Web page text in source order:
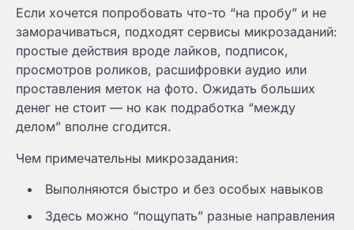
Если хочется попробовать что-то “на пробу” и не
заморачиваться, подходят сервисы микрозаданий:
простые действия вроде лайков, подписок,
просмотров роликов, расшифровки аудио или
проставления меток на фото. Ожидать больших
денег не стоит — но как подработка “между
делом” вполне сгодится.
Чем примечательны микрозадания:
Выполняются быстро и без особых навыков
Здесь можно “пощупать” разные направления